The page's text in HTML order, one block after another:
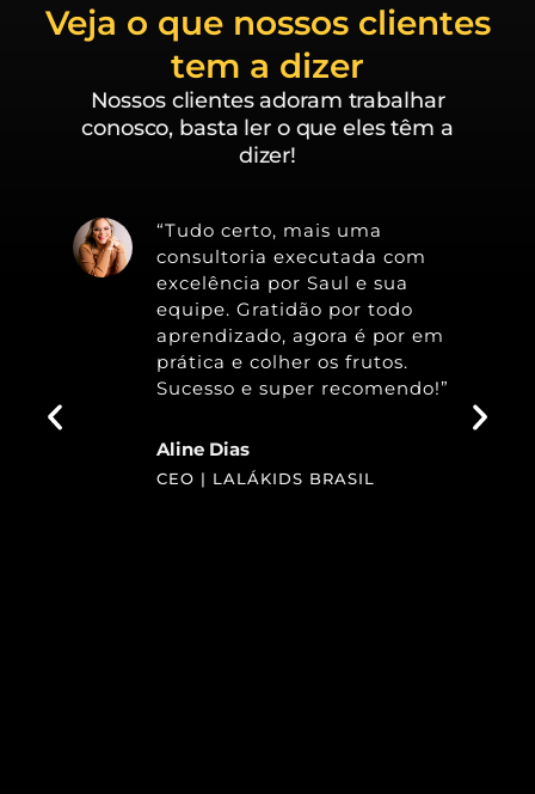
Veja o que nossos clientes
tem a dizer
Nossos clientes adoram trabalhar
conosco, basta ler o que eles têm a
dizer!
“Tudo certo, mais uma
consultoria executada com
excelência por Saul e sua
equipe. Gratidão por todo
aprendizado, agora é por em
prática e colher os frutos.
Sucesso e super recomendo!”
Aline Dias
CEO | LALÁKIDS BRASIL